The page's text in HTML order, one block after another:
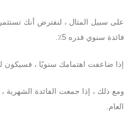
فائدة سنوي قدره 5٪.
إذا ضاعفت اهتمامك سنويًا ، فسيكون لديك 1050 دولارًا في
العام.